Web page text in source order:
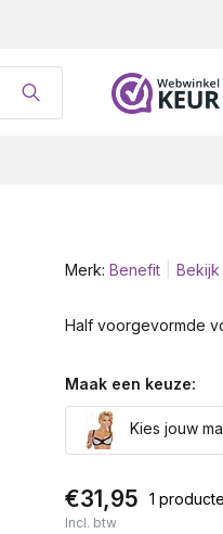
35 euro! Grote
Merk: Benefit
Half voorgevormde
Maak een keuze:
Kies jouw
€31,95 1
Incl. btw